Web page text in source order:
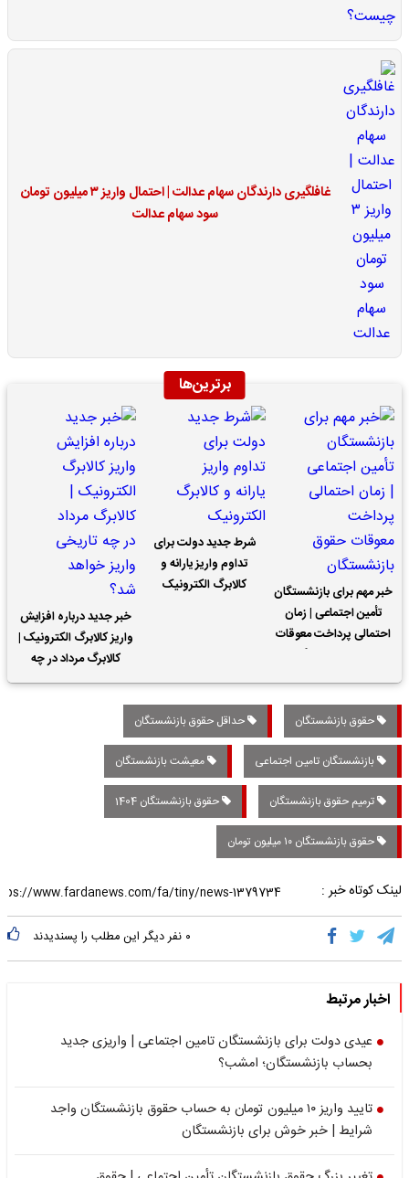
غافلگیری دارندگان سهام عدالت | احتمال واریز ۳ میلیون تومان
سود سهام عدالت
برترین‌ها
خبر مهم برای بازنشستگان
تأمین اجتماعی | زمان
احتمالی پرداخت معوقات
شرط جدید دولت برای
تداوم واریز یارانه و
کالابرگ الکترونیک
خبر جدید درباره افزایش
واریز کالابرگ الکترونیک |
کالابرگ مرداد در چه
تاریخی واریز خواهد شد؟
حقوق بازنشستگان حداقل حقوق بازنشستگان
بازنشستگان تامین اجتماعی معیشت بازنشستگان
ترمیم حقوق بازنشستگان حقوق بازنشستگان 1404
حقوق بازنشستگان ۱۰ میلیون تومان
لینک کوتاه خبر :
۰ نفر دیگر این مطلب را پسندیدند
اخبار مرتبط
عیدی دولت برای بازنشستگان تامین اجتماعی | واریزی جدید
بحساب بازنشستگان؛ امشب؟
تایید واریز ۱۰ میلیون تومان به حساب حقوق بازنشستگان واجد
شرایط | خبر خوش برای بازنشستگان